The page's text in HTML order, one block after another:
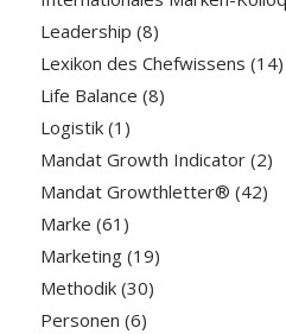
Leadership (8)
Lexikon des Chefwissens (14)
Life Balance (8)
Logistik(1)
Mandat Growth Indicator(2)
Mandat Growthletter® (42)
Marke (61)
Marketing(19)
Methodik(30)
Personen (6)